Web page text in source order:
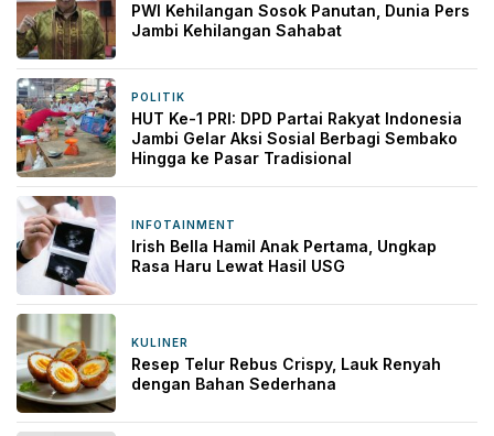
PWI Kehilangan Sosok Panutan, Dunia Pers
Jambi Kehilangan Sahabat
POLITIK
HUT Ke-1 PRI: DPD Partai Rakyat Indonesia
Jambi Gelar Aksi Sosial Berbagi Sembako
Hingga ke Pasar Tradisional
INFOTAINMENT
Irish Bella Hamil Anak Pertama, Ungkap
Rasa Haru Lewat Hasil USG
KULINER
Resep Telur Rebus Crispy, Lauk Renyah
dengan Bahan Sederhana